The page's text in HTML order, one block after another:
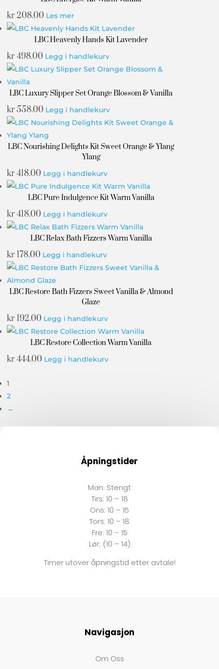
kr208.00 Les mer
LBC Heavenly Hands Kit Lavender
kr498.00 Legg i handlekurv
LBC Luxury Slipper Set Orange Blossom & Vanilla
kr558.00 Legg i handlekurv
LBC Nourishing Delights Kit Sweet Orange & Ylang
Ylang
kr418.00 Legg i handlekurv
LBC Pure Indulgence Kit Warm Vanilla
kr418.00 Legg i handlekurv
LBC Relax Bath Fizzers Warm Vanilla
kr 178.00 Legg i handlekurv
LBC Restore Bath Fizzers Sweet Vanilla & Almond
Glaze
kr 192.00 Legg i handlekurv
LBC Restore Collection Warm Vanilla
kr444.00 Legg i handlekurv
1
2
→
Åpningstider
Man: Stengt
Tirs: 10 – 18
Ons: 10 – 15
Tors: 10 – 18
Fre: 10 – 15
Lør: (10 – 14)
Timer utover åpningstid etter avtale!
Navigasjon
Om Oss